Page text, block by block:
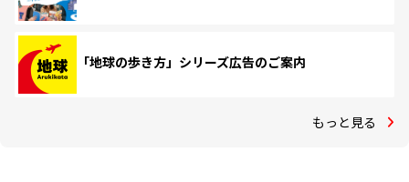
「地球の歩き方」シリーズ広告のご案内
もっと見る